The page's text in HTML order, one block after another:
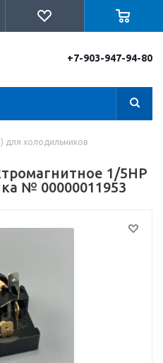
+7-903-947-94-80
для холодильников
1/5HP
№ 00000011953